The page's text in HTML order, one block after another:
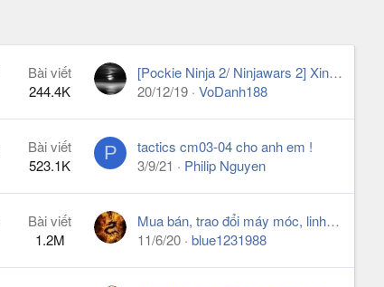
Bài viết
244.4K
[Pockie Ninja 2/ Ninjawars 2] Xin source server game
20/12/19 VoDanh188
Bài viết
523.1K
P
tactics cm03-04 cho anh em !
3/9/21
Philip Nguyen
Bài viết
1.2M
Mua bán, trao đổi máy móc, linh-phụ kiện PSP - PS VITA
11/6/20 blue1231988